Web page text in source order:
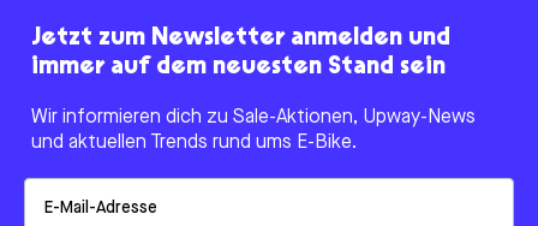
Jetzt zum Newsletter anmelden und
immer auf dem neuesten Stand sein
Wir informieren dich zu Sale-Aktionen, Upway-News
und aktuellen Trends rund ums E-Bike.